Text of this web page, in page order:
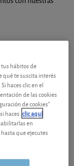
2: El
la
para
crecer
tus hábitos de
te suscita interés
haces clic en el
de las cookies
de cookies"
haces clic aquí
en
que ejecutes